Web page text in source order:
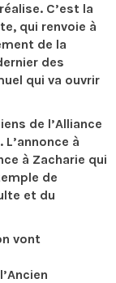
C’est la
qui renvoie à
de la
des
qui va ouvrir
de l’Alliance
à
à Zacharie qui
de
et du
vont